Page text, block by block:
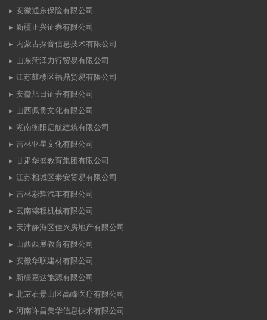
安徽通东保险有限公司
新疆正兴证券有限公司
内蒙古探音信息技术有限公司
山东菏泽力行贸易有限公司
江苏鼓楼区福鼎贸易有限公司
安徽旭日证券有限公司
山西佩贵文化有限公司
湖南衡阳启航建筑有限公司
吉林亚星文化有限公司
甘肃华盛教育集团有限公司
江苏相城区泰安贸易有限公司
吉林彩辉汽车有限公司
云南锦程机械有限公司
天津静海区佳兴房地产有限公司
山西西展教育有限公司
安徽华联建材有限公司
新疆嘉达能源有限公司
北京石景山区高峰医疗有限公司
河南许昌美华信息技术有限公司